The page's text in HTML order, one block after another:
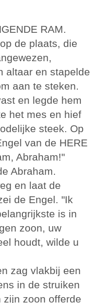
RAM.
de plaats, die
altaar en stapelde
aan te steken.
en legde hem
het mes en hief
steek. Op
van de HERE
Abraham!"
Abraham.
en laat de
de Engel. "Ik
is in
zoon, uw
houdt, wilde u
zag vlakbij een
in de struiken
zoon offerde